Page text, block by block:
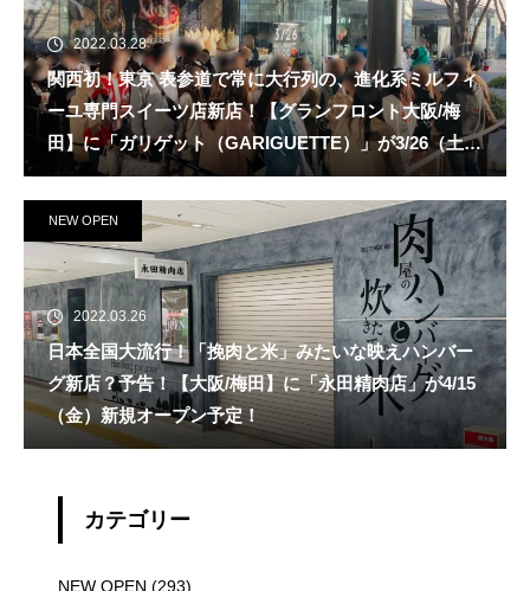
2022.03.28
関西初！東京 表参道で常に大行列の、進化系ミルフィ
ーユ専門スイーツ店新店！【グランフロント大阪/梅
田】に「ガリゲット（GARIGUETTE）」が3/26（土）
新規オープン！
NEW OPEN
2022.03.26
日本全国大流行！「挽肉と米」みたいな映えハンバー
グ新店？予告！【大阪/梅田】に「永田精肉店」が4/15
（金）新規オープン予定！
カテゴリー
NEW OPEN (293)